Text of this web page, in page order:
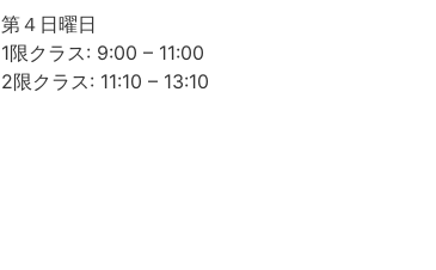
第４日曜日
1限クラス: 9:00 – 11:00
2限クラス: 11:10 – 13:10